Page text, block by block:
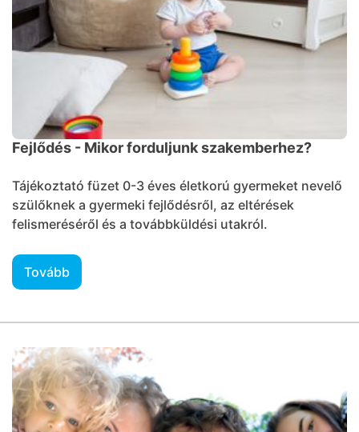
Fejlődés - Mikor forduljunk szakemberhez?
Tájékoztató füzet 0-3 éves életkorú gyermeket nevelő
szülőknek a gyermeki fejlődésről, az eltérések
felismeréséről és a továbbküldési utakról.
Tovább